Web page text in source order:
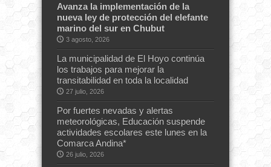
Avanza la implementación de la
nueva ley de protección del elefante
marino del sur en Chubut
3 agosto, 2026
La municipalidad de El Hoyo continúa
los trabajos para mejorar la
transitabilidad en toda la localidad
27 julio, 2026
Por fuertes nevadas y alertas
meteorológicas, Educación suspende
actividades escolares este lunes en la
Comarca Andina*
26 julio, 2026